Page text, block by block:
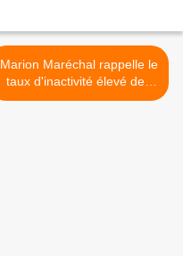
Marion Maréchal rappelle le
taux d'inactivité élevé des
immigrés >